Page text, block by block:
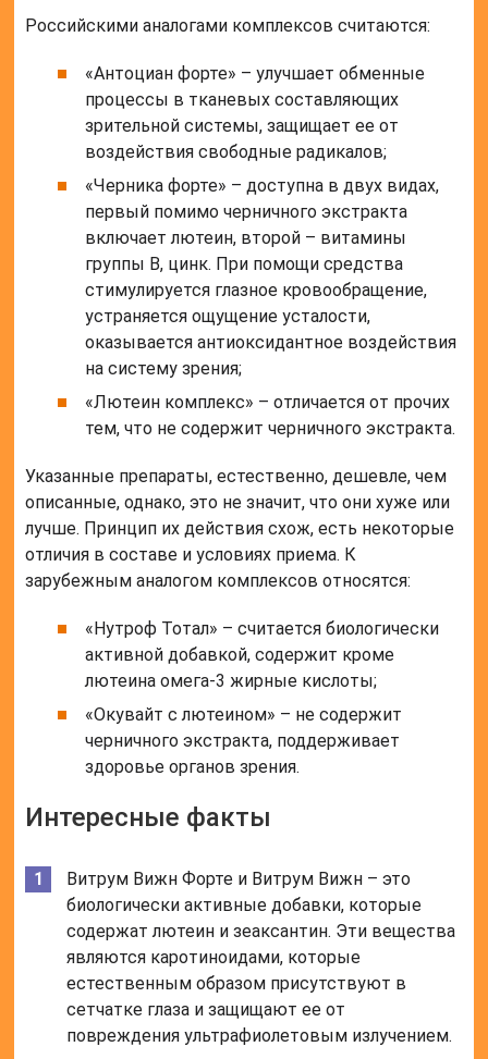
Российскими аналогами комплексов считаются:
«Антоциан форте» – улучшает обменные
процессы в тканевых составляющих
зрительной системы, защищает ее от
воздействия свободные радикалов;
«Черника форте» – доступна в двух видах,
первый помимо черничного экстракта
включает лютеин, второй – витамины
группы В, цинк. При помощи средства
стимулируется глазное кровообращение,
устраняется ощущение усталости,
оказывается антиоксидантное воздействия
на систему зрения;
«Лютеин комплекс» – отличается от прочих
тем, что не содержит черничного экстракта.
Указанные препараты, естественно, дешевле, чем
описанные, однако, это не значит, что они хуже или
лучше. Принцип их действия схож, есть некоторые
отличия в составе и условиях приема. К
зарубежным аналогом комплексов относятся:
«Нутроф Тотал» – считается биологически
активной добавкой, содержит кроме
лютеина омега-3 жирные кислоты;
«Окувайт с лютеином» – не содержит
черничного экстракта, поддерживает
здоровье органов зрения.
Интересные факты
Витрум Вижн Форте и Витрум Вижн – это
биологически активные добавки, которые
содержат лютеин и зеаксантин. Эти вещества
являются каротиноидами, которые
естественным образом присутствуют в
сетчатке глаза и защищают ее от
повреждения ультрафиолетовым излучением.